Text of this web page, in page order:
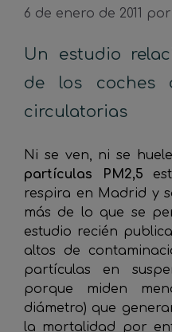
6 de enero de 2011 por
Un estudio
de los coches
circulatorias
Ni se ven, ni se
partículas PM2,5
respira en Madrid y
más de lo que se
estudio recién
altos de
partículas en
porque miden
diámetro) que
la mortalidad por